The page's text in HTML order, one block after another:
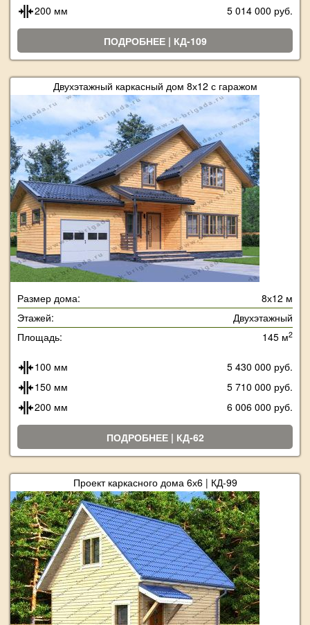
200 мм
5 014 000 руб.
ПОДРОБНЕЕ | КД-109
Двухэтажный каркасный дом 8х12 с гаражом
Размер дома:
8х12 м
Этажей:
Двухэтажный
Площадь:
145 м2
100 мм
5 430 000 руб.
150 мм
5 710 000 руб.
200 мм
6 006 000 руб.
ПОДРОБНЕЕ | КД-62
Проект каркасного дома 6х6 | КД-99